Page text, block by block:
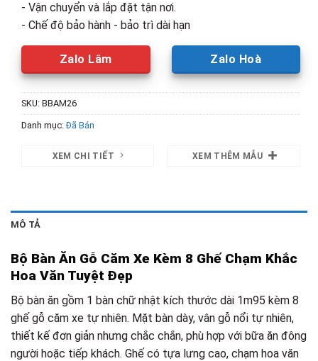
- Vận chuyển và lắp đặt tận nơi.
- Chế độ bảo hành - bảo trì dài hạn
Zalo Lâm Zalo Hoà
SKU: BBAM26
Danh mục:Đã Bán
XEM CHI TIẾT XEM THÊM MẪU
MÔ TẢ
Bộ Bàn Ăn Gỗ Căm Xe Kèm 8 Ghế Chạm Khắc
Hoa Văn Tuyệt Đẹp
Bộ bàn ăn gồm 1 bàn chữ nhật kích thước dài 1m95 kèm 8
ghế gỗ căm xe tự nhiên. Mặt bàn dày, vân gỗ nổi tự nhiên,
thiết kế đơn giản nhưng chắc chắn, phù hợp với bữa ăn đông
người hoặc tiếp khách. Ghế có tựa lưng cao, chạm hoa văn